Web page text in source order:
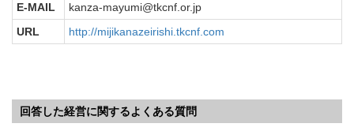
E-MAIL
kanza-mayumi@tkcnf.or.jp
URL
http://mijikanazeirishi.tkcnf.com
回答した経営に関するよくある質問